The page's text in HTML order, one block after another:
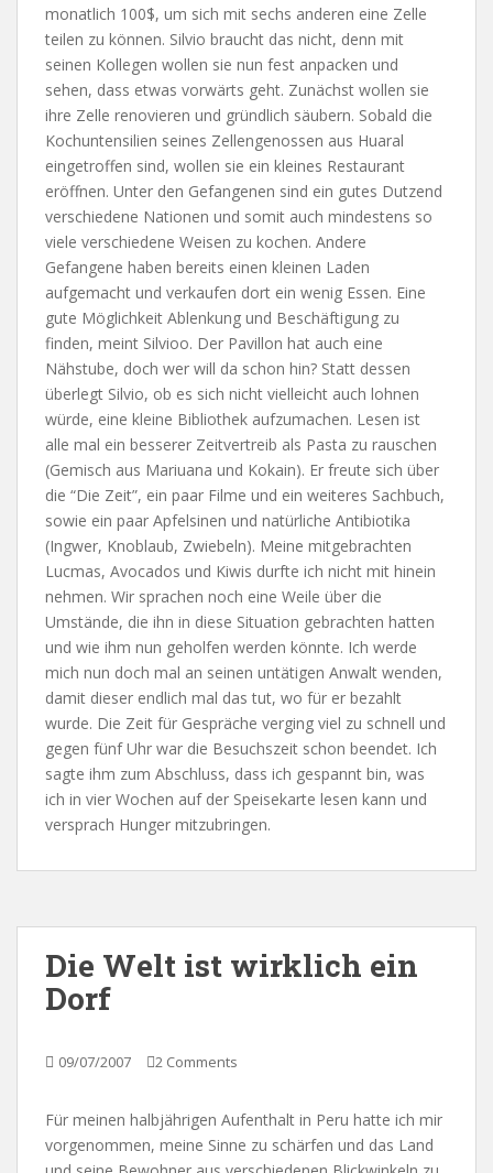
monatlich 100$, um sich mit sechs anderen eine Zelle
teilen zu können. Silvio braucht das nicht, denn mit
seinen Kollegen wollen sie nun fest anpacken und
sehen, dass etwas vorwärts geht. Zunächst wollen sie
ihre Zelle renovieren und gründlich säubern. Sobald die
Kochuntensilien seines Zellengenossen aus Huaral
eingetroffen sind, wollen sie ein kleines Restaurant
eröffnen. Unter den Gefangenen sind ein gutes Dutzend
verschiedene Nationen und somit auch mindestens so
viele verschiedene Weisen zu kochen. Andere
Gefangene haben bereits einen kleinen Laden
aufgemacht und verkaufen dort ein wenig Essen. Eine
gute Möglichkeit Ablenkung und Beschäftigung zu
finden, meint Silvioo. Der Pavillon hat auch eine
Nähstube, doch wer will da schon hin? Statt dessen
überlegt Silvio, ob es sich nicht vielleicht auch lohnen
würde, eine kleine Bibliothek aufzumachen. Lesen ist
alle mal ein besserer Zeitvertreib als Pasta zu rauschen
(Gemisch aus Mariuana und Kokain). Er freute sich über
die “Die Zeit”, ein paar Filme und ein weiteres Sachbuch,
sowie ein paar Apfelsinen und natürliche Antibiotika
(Ingwer, Knoblaub, Zwiebeln). Meine mitgebrachten
Lucmas, Avocados und Kiwis durfte ich nicht mit hinein
nehmen. Wir sprachen noch eine Weile über die
Umstände, die ihn in diese Situation gebrachten hatten
und wie ihm nun geholfen werden könnte. Ich werde
mich nun doch mal an seinen untätigen Anwalt wenden,
damit dieser endlich mal das tut, wo für er bezahlt
wurde. Die Zeit für Gespräche verging viel zu schnell und
gegen fünf Uhr war die Besuchszeit schon beendet. Ich
sagte ihm zum Abschluss, dass ich gespannt bin, was
ich in vier Wochen auf der Speisekarte lesen kann und
versprach Hunger mitzubringen.
Die Welt ist wirklich ein
Dorf
09/07/2007 2 Comments
Für meinen halbjährigen Aufenthalt in Peru hatte ich mir
vorgenommen, meine Sinne zu schärfen und das Land